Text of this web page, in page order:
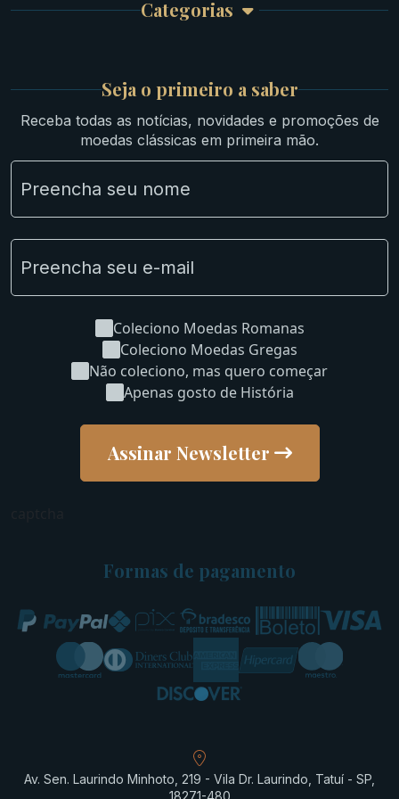
Atendimento
Categorias
Ouro
Ibéricas
Lotes Grandes
Material Numismático
NGC e NNC Encapsuladas
Novidades
Seja o primeiro a saber
Receba todas as notícias, novidades e promoções de
moedas clássicas em primeira mão.
Coleciono Moedas Romanas
Coleciono Moedas Gregas
Não coleciono, mas quero começar
Apenas gosto de História
Assinar Newsletter
Formas de pagamento
Av. Sen. Laurindo Minhoto, 219 - Vila Dr. Laurindo, Tatuí - SP,